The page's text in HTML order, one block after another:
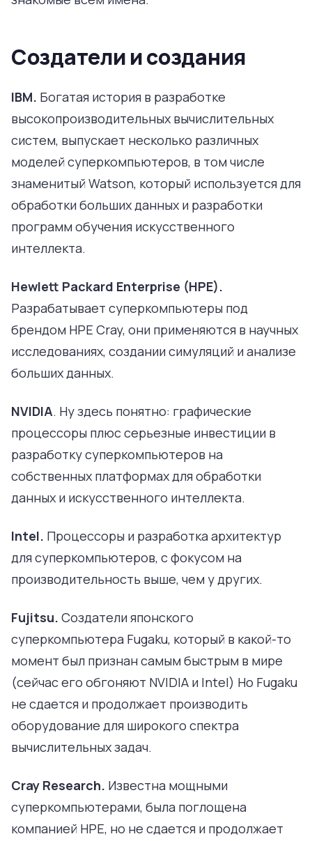
Создатели и создания
IBM. Богатая история в разработке
высокопроизводительных вычислительных
систем, выпускает несколько различных
моделей суперкомпьютеров, в том числе
знаменитый Watson, который используется для
обработки больших данных и разработки
программ обучения искусственного
интеллекта.
Hewlett Packard Enterprise (HPE).
Разрабатывает суперкомпьютеры под
брендом HPE Cray, они применяются в научных
исследованиях, создании симуляций и анализе
больших данных.
NVIDIA. Ну здесь понятно: графические
процессоры плюс серьезные инвестиции в
разработку суперкомпьютеров на
собственных платформах для обработки
данных и искусственного интеллекта.
Intel. Процессоры и разработка архитектур
для суперкомпьютеров, с фокусом на
производительность выше, чем у других.
Fujitsu. Создатели японского
суперкомпьютера Fugaku, который в какой-то
момент был признан самым быстрым в мире
(сейчас его обгоняют NVIDIA и Intel) Но Fugaku
не сдается и продолжает производить
оборудование для широкого спектра
вычислительных задач.
Cray Research. Известна мощными
суперкомпьютерами, была поглощена
компанией HPE, но не сдается и продолжает